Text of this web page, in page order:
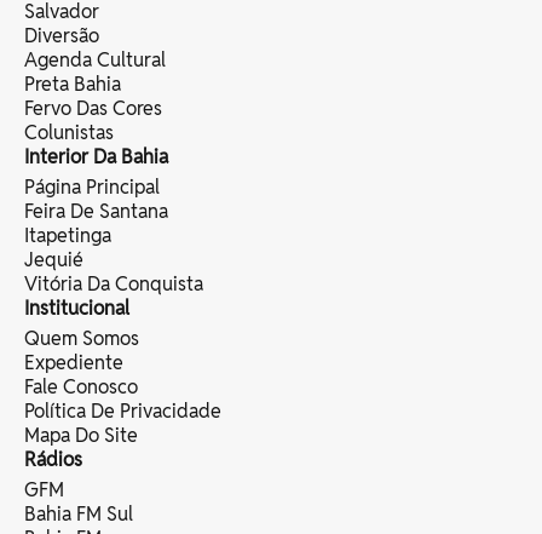
Salvador
Diversão
Agenda Cultural
Preta Bahia
Fervo Das Cores
Colunistas
Interior Da Bahia
Página Principal
Feira De Santana
Itapetinga
Jequié
Vitória Da Conquista
Institucional
Quem Somos
Expediente
Fale Conosco
Política De Privacidade
Mapa Do Site
Rádios
GFM
Bahia FM Sul